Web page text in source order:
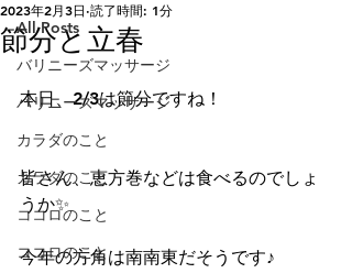
All Posts
バリニーズマッサージ
バリニーズマッサージ
カラダのこと
カラダのこと
ココロのこと
ココロのこと
節分と立春
2023年2月3日 読了時間: 1分
本日、2/3は節分ですね！
皆さん、恵方巻などは食べるのでしょ
うか✨
今年の方角は南南東だそうです♪